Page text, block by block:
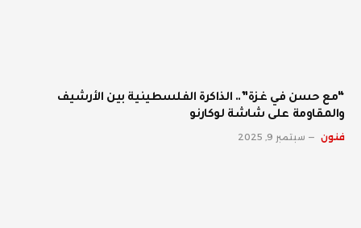
“مع حسن في غزة”.. الذاكرة الفلسطينية بين الأرشيف
والمقاومة على شاشة لوكارنو
فنون سبتمبر 9, 2025